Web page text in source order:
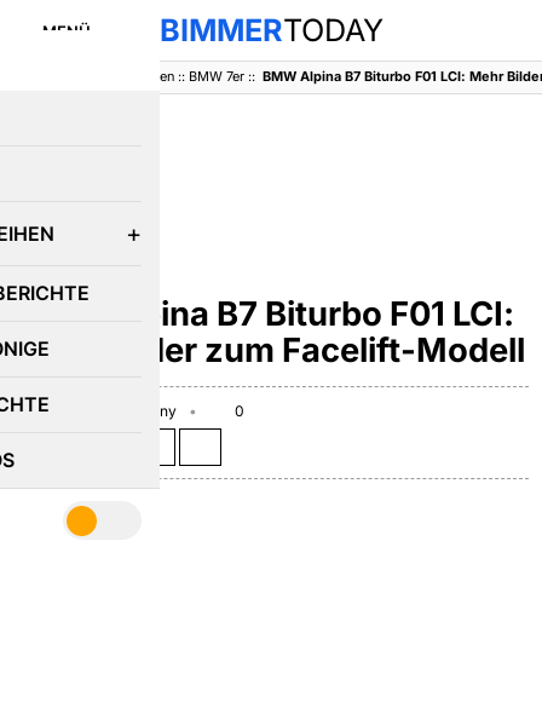
MENÜ BIMMERTODAY
Baureihen:: BMW 7er::
BMW Alpina B7 Biturbo F01 LCI:
Mehr Bilder zum Facelift-Modell
April 9, 2013 Benny
0